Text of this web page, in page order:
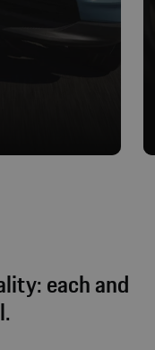
each and